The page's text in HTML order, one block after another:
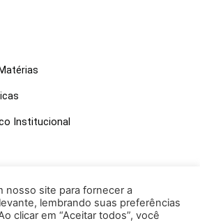
Institucional
nosso site para fornecer a
lembrando suas preferências
clicar em “Aceitar todos”, você